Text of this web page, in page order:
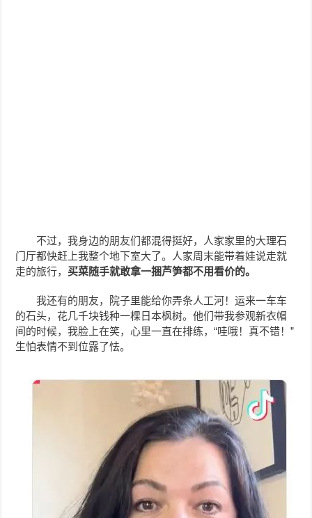
不过，我身边的朋友们都混得挺好，人家家里的大理石
门厅都快赶上我整个地下室大了。人家周末能带着娃说走就
走的旅行， 买菜随手就敢拿一捆芦笋都不用看价的。
我还有的朋友，院子里能给你弄条人工河！运来一车车
的石头，花几千块钱种一棵日本枫树。他们带我参观新衣帽
间的时候，我脸上在笑，心里一直在排练，“哇哦！真不错！”
生怕表情不到位露了怯。